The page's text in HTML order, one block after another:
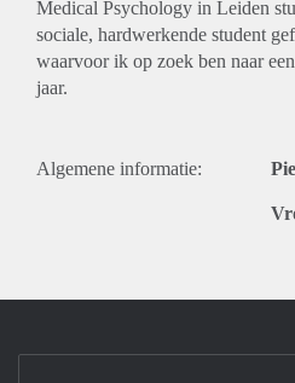
Medical Psychology in Leiden
sociale, hardwerkende student
waarvoor ik op zoek ben naar
jaar.
Algemene informatie: